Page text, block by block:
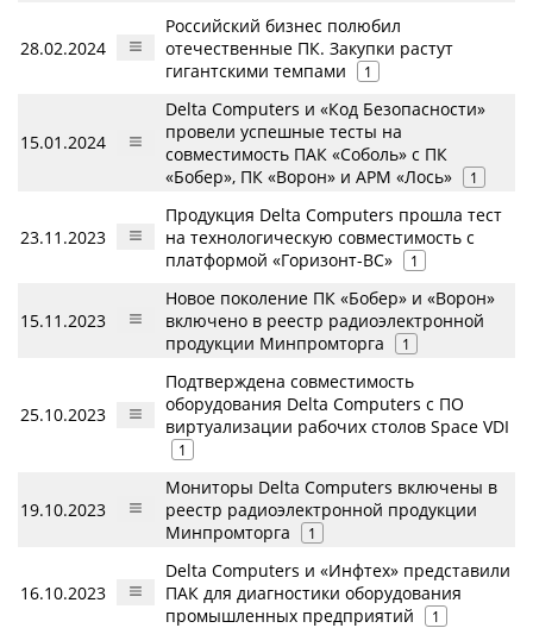
28.02.2024
Российский бизнес полюбил
отечественные ПК. Закупки растут
гигантскими темпами
1
15.01.2024
Delta Computers и «Код Безопасности»
провели успешные тесты на
совместимость ПАК «Соболь» с ПК
«Бобер», ПК «Ворон» и APM «Лось»
1
23.11.2023
Продукция Delta Computers прошла тест
на технологическую совместимость с
платформой «Горизонт-ВС»
1
15.11.2023
Новое поколение ПК «Бобер» и «Ворон»
включено в реестр радиоэлектронной
продукции Минпромторга
1
25.10.2023
Подтверждена совместимость
оборудования Delta Computers с ПО
виртуализации рабочих столов Space VDI
1
19.10.2023
Мониторы Delta Computers включены в
реестр радиоэлектронной продукции
Минпромторга
1
16.10.2023
Delta Computers и «Инфтех» представили
ПАК для диагностики оборудования
промышленных предприятий
1